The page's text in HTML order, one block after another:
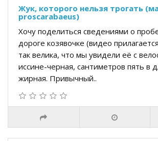
Жук, которого нельзя трогать
proscarabaeus)
Хочу поделиться сведениями о
дороге козявочке (видео
так велика, что мы увидели её с
иссине-черная, сантиметров пять в
жирная. Привычный..